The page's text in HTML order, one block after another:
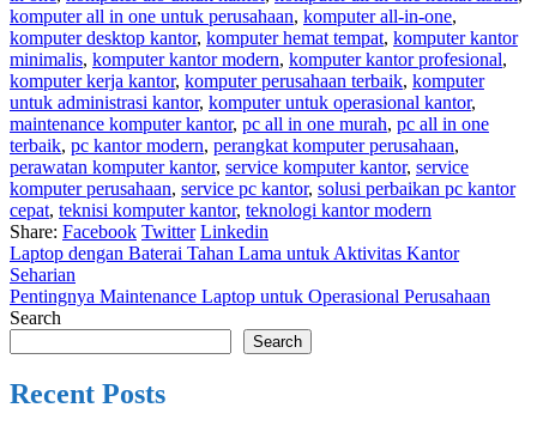
komputer all in one untuk perusahaan, komputer all-in-one,
komputer desktop kantor, komputer hemat tempat, komputer kantor
minimalis, komputer kantor modern, komputer kantor profesional,
komputer kerja kantor, komputer perusahaan terbaik, komputer
untuk administrasi kantor, komputer untuk operasional kantor,
maintenance komputer kantor, pc all in one murah, pc all in one
terbaik, pc kantor modern, perangkat komputer perusahaan,
perawatan komputer kantor, service komputer kantor, service
komputer perusahaan, service pc kantor, solusi perbaikan pc kantor
cepat, teknisi komputer kantor, teknologi kantor modern
Share: Facebook Twitter Linkedin
Laptop dengan Baterai Tahan Lama untuk Aktivitas Kantor
Seharian
Pentingnya Maintenance Laptop untuk Operasional Perusahaan
Search
Search
Recent Posts